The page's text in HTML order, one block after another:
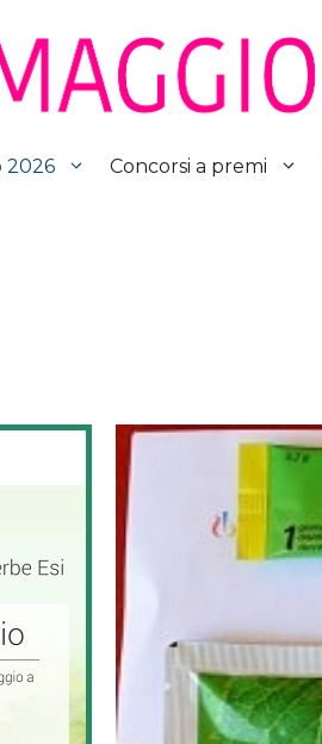
2026 Concorsi a premi